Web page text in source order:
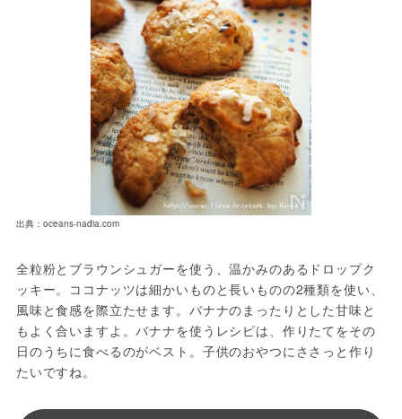
出典：oceans-nadia.com
全粒粉とブラウンシュガーを使う、温かみのあるドロップク
ッキー。ココナッツは細かいものと長いものの2種類を使い、
風味と食感を際立たせます。バナナのまったりとした甘味と
もよく合いますよ。バナナを使うレシピは、作りたてをその
日のうちに食べるのがベスト。子供のおやつにささっと作り
たいですね。